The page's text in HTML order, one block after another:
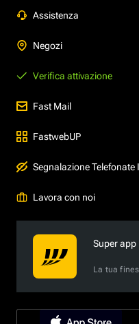
Assistenza
Negozi
Verifica attivazione
Fast Mail
FastwebUP
Segnalazione Telefonate
Lavora con noi
Super app
La tua